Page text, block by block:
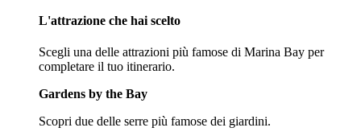
L'attrazione che hai scelto
Scegli una delle attrazioni più famose di Marina Bay per
completare il tuo itinerario.
Gardens by the Bay
Scopri due delle serre più famose dei giardini.